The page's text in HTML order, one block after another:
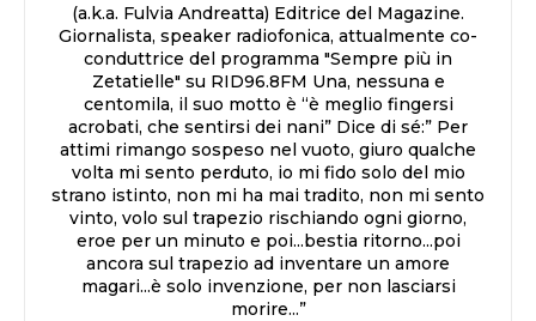
(a.k.a. Fulvia Andreatta) Editrice del Magazine.
Giornalista, speaker radiofonica, attualmente co-
conduttrice del programma "Sempre più in
Zetatielle" su RID96.8FM Una, nessuna e
centomila, il suo motto è “è meglio fingersi
acrobati, che sentirsi dei nani” Dice di sé:” Per
attimi rimango sospeso nel vuoto, giuro qualche
volta mi sento perduto, io mi fido solo del mio
strano istinto, non mi ha mai tradito, non mi sento
vinto, volo sul trapezio rischiando ogni giorno,
eroe per un minuto e poi...bestia ritorno...poi
ancora sul trapezio ad inventare un amore
magari...è solo invenzione, per non lasciarsi
morire...”